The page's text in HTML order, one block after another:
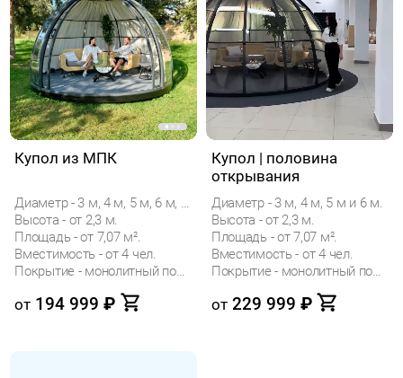
Купол из МПК
Диаметр - 3 м, 4 м, 5 м, 6 м, 7 м, 8 м, 9 м и 10 м.
Высота - от 2,3 м.
Площадь - от 7,07 м².
Вместимость - от 4 чел.
Покрытие - монолитный поликарбонат
от 194 999 ₽
Купол | половина
открывания
Диаметр - 3 м, 4 м, 5 м и 6 м.
Высота - от 2,3 м.
Площадь - от 7,07 м².
Вместимость - от 4 чел.
Покрытие - монолитный поликарбонат
от 229 999 ₽